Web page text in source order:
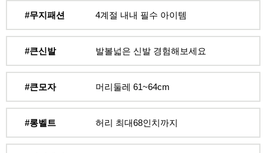
#무지패션 4계절 내내 필수 아이템
#큰신발 발볼넓은 신발 경험해보세요
#큰모자 머리둘레 61~64cm
#롱벨트 허리 최대68인치까지